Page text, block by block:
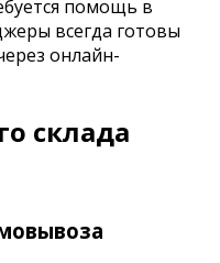
помощь в
всегда готовы
онлайн-
склада